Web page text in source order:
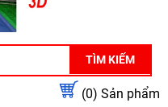
TÌM KIẾM
(0) Sản phẩm